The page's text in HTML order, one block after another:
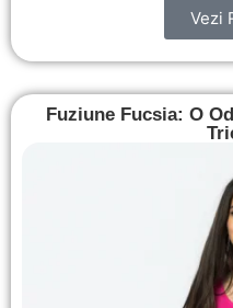
Vezi
Fuziune Fucsia: O